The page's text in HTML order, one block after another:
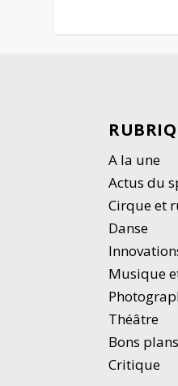
A la une
Actus du
Cirque et
Danse
Musique
Théâtre
Bons plans
Critique